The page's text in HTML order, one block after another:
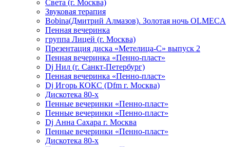
Света (г. Москва)
Звуковая терапия
Bobina(Дмитрий Алмазов). Золотая ночь OLMECA
Пенная вечеринка
группа Лицей (г. Москва)
Презентация диска «Метелица-С» выпуск 2
Пенная вечеринка «Пенно-пласт»
Dj Нил (г. Санкт-Петербург)
Пенная вечеринка «Пенно-пласт»
Dj Игорь КОКС (Dfm г. Москва)
Дискотека 80-х
Пенные вечеринки «Пенно-пласт»
Пенные вечеринки «Пенно-пласт»
Dj Анна Сахара г. Москва
Пенные вечеринки «Пенно-пласт»
Дискотека 80-х